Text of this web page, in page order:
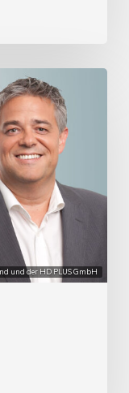
und der HD PLUS GmbH